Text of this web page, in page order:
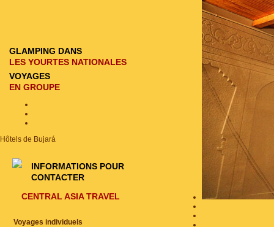
GLAMPING DANS
LES YOURTES NATIONALES
VOYAGES
EN GROUPE
Hôtels de Bujará
INFORMATIONS POUR
CONTACTER
CENTRAL ASIA TRAVEL
Voyages individuels